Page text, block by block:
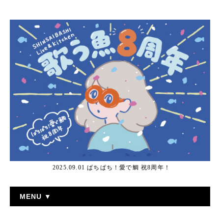
2025.09.01 ぱちぱち！愛で鯛 祝8周年！
MENU ▼